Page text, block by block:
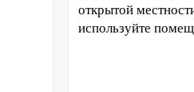
открытой
используйте